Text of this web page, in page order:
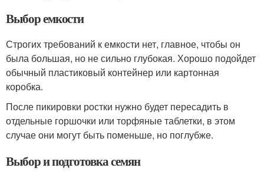
Выбор емкости
Строгих требований к емкости нет, главное, чтобы он
была большая, но не сильно глубокая. Хорошо подойдет
обычный пластиковый контейнер или картонная
коробка.
После пикировки ростки нужно будет пересадить в
отдельные горшочки или торфяные таблетки, в этом
случае они могут быть поменьше, но поглубже.
Выбор и подготовка семян